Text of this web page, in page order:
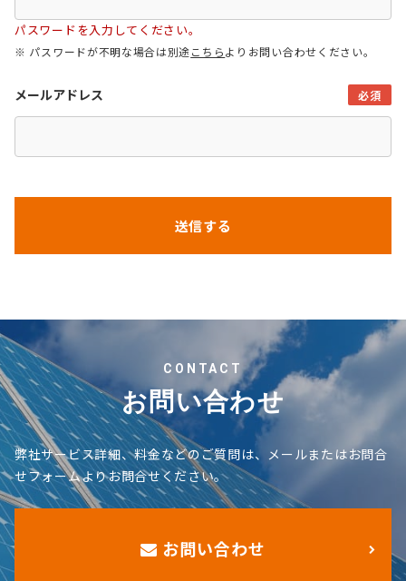
パスワードを入力してください。
※ パスワードが不明な場合は別途こちらよりお問い合わせください。
メールアドレス 必須
CONTACT
お問い合わせ
弊社サービス詳細、料金などのご質問は、メールまたはお問合
せフォームよりお問合せください。
お問い合わせ